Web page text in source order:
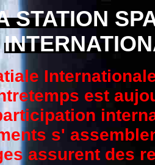
STATION
est
s'
assurent des